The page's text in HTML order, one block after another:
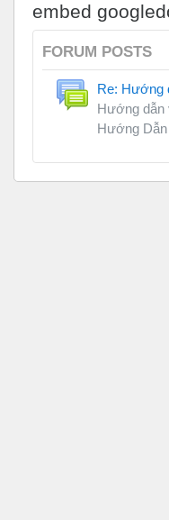
embed
FORUM POSTS
Re: Hướng
Hướng dẫn
Hướng